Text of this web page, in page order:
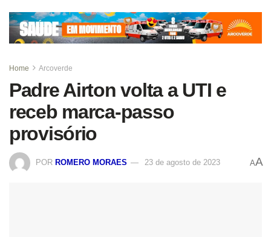
Home Arcoverde
Padre Airton volta a UTI e
receb marca-passo
provisório
POR ROMERO MORAES 23 de agosto de 2023 AA